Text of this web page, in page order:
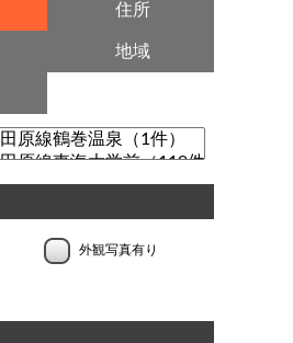
住所
地域
外観写真有り